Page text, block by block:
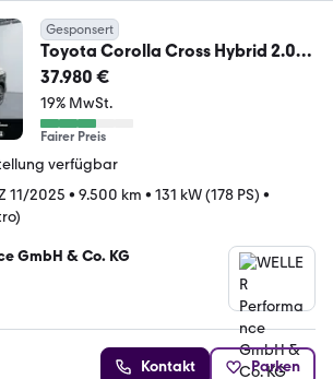
Gesponsert
Toyota Corolla Cross Hybrid 2.0
Teamplayer *LED*el Heck
37.980 €
19% MwSt.
Fairer Preis
verfügbar
11/2025 • 9.500 km • 131 kW (178 PS) •
GmbH & Co. KG
Kontakt Parken